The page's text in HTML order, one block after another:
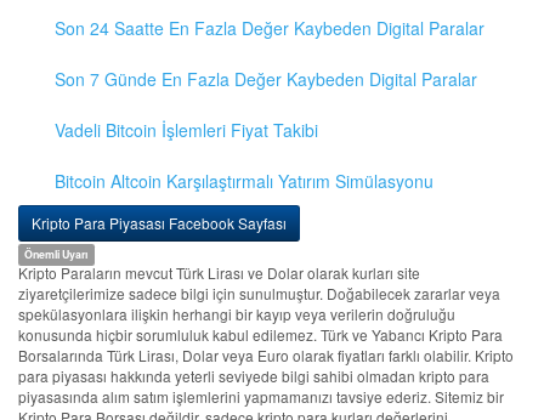
Son 24 Saatte En Fazla Değer Kaybeden Digital Paralar
Son 7 Günde En Fazla Değer Kaybeden Digital Paralar
Vadeli Bitcoin İşlemleri Fiyat Takibi
Bitcoin Altcoin Karşılaştırmalı Yatırım Simülasyonu
Kripto Para Piyasası Facebook Sayfası
Önemli Uyarı
Kripto Paraların mevcut Türk Lirası ve Dolar olarak kurları site
ziyaretçilerimize sadece bilgi için sunulmuştur. Doğabilecek zararlar veya
spekülasyonlara ilişkin herhangi bir kayıp veya verilerin doğruluğu
konusunda hiçbir sorumluluk kabul edilemez. Türk ve Yabancı Kripto Para
Borsalarında Türk Lirası, Dolar veya Euro olarak fiyatları farklı olabilir. Kripto
para piyasası hakkında yeterli seviyede bilgi sahibi olmadan kripto para
piyasasında alım satım işlemlerini yapmamanızı tavsiye ederiz. Sitemiz bir